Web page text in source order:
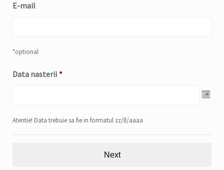
E-mail
*optional
Data nasterii *
Atentie! Data trebuie sa fie in formatul zz/ll/aaaa